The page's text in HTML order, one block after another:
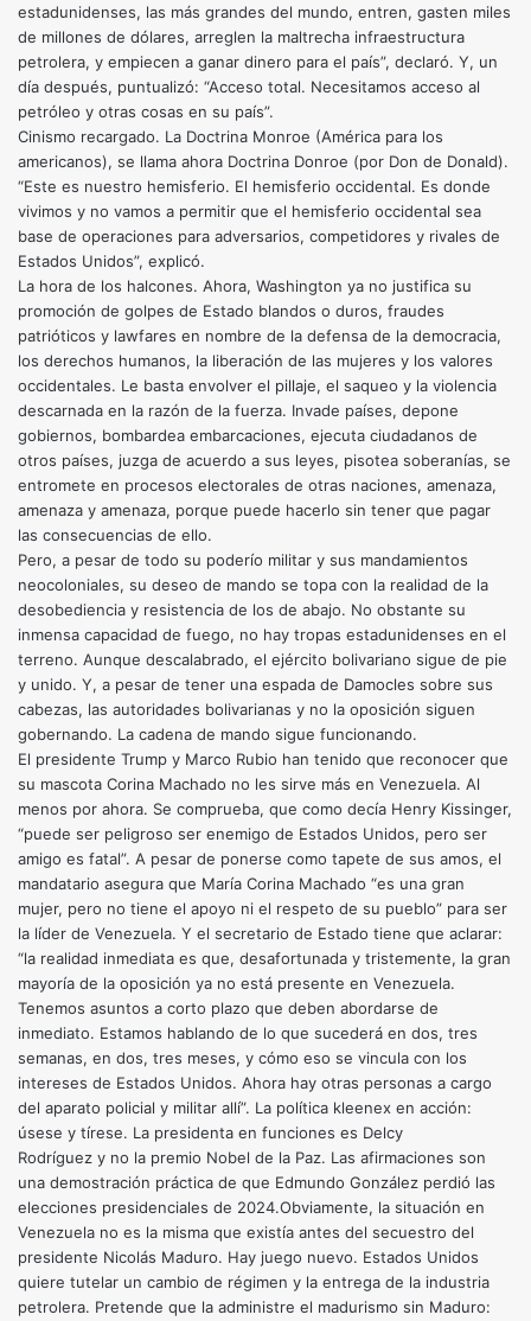
estadunidenses, las más grandes del mundo, entren, gasten miles
de millones de dólares, arreglen la maltrecha infraestructura
petrolera, y empiecen a ganar dinero para el país”, declaró. Y, un
día después, puntualizó: “Acceso total. Necesitamos acceso al
petróleo y otras cosas en su país”.
Cinismo recargado. La Doctrina Monroe (América para los
americanos), se llama ahora Doctrina Donroe (por Don de Donald).
“Este es nuestro hemisferio. El hemisferio occidental. Es donde
vivimos y no vamos a permitir que el hemisferio occidental sea
base de operaciones para adversarios, competidores y rivales de
Estados Unidos”, explicó.
La hora de los halcones. Ahora, Washington ya no justifica su
promoción de golpes de Estado blandos o duros, fraudes
patrióticos y lawfares en nombre de la defensa de la democracia,
los derechos humanos, la liberación de las mujeres y los valores
occidentales. Le basta envolver el pillaje, el saqueo y la violencia
descarnada en la razón de la fuerza. Invade países, depone
gobiernos, bombardea embarcaciones, ejecuta ciudadanos de
otros países, juzga de acuerdo a sus leyes, pisotea soberanías, se
entromete en procesos electorales de otras naciones, amenaza,
amenaza y amenaza, porque puede hacerlo sin tener que pagar
las consecuencias de ello.
Pero, a pesar de todo su poderío militar y sus mandamientos
neocoloniales, su deseo de mando se topa con la realidad de la
desobediencia y resistencia de los de abajo. No obstante su
inmensa capacidad de fuego, no hay tropas estadunidenses en el
terreno. Aunque descalabrado, el ejército bolivariano sigue de pie
y unido. Y, a pesar de tener una espada de Damocles sobre sus
cabezas, las autoridades bolivarianas y no la oposición siguen
gobernando. La cadena de mando sigue funcionando.
El presidente Trump y Marco Rubio han tenido que reconocer que
su mascota Corina Machado no les sirve más en Venezuela. Al
menos por ahora. Se comprueba, que como decía Henry Kissinger,
“puede ser peligroso ser enemigo de Estados Unidos, pero ser
amigo es fatal”. A pesar de ponerse como tapete de sus amos, el
mandatario asegura que María Corina Machado “es una gran
mujer, pero no tiene el apoyo ni el respeto de su pueblo” para ser
la líder de Venezuela. Y el secretario de Estado tiene que aclarar:
“la realidad inmediata es que, desafortunada y tristemente, la gran
mayoría de la oposición ya no está presente en Venezuela.
Tenemos asuntos a corto plazo que deben abordarse de
inmediato. Estamos hablando de lo que sucederá en dos, tres
semanas, en dos, tres meses, y cómo eso se vincula con los
intereses de Estados Unidos. Ahora hay otras personas a cargo
del aparato policial y militar allí”. La política kleenex en acción:
úsese y tírese. La presidenta en funciones es Delcy
Rodríguez y no la premio Nobel de la Paz. Las afirmaciones son
una demostración práctica de que Edmundo González perdió las
elecciones presidenciales de 2024.Obviamente, la situación en
Venezuela no es la misma que existía antes del secuestro del
presidente Nicolás Maduro. Hay juego nuevo. Estados Unidos
quiere tutelar un cambio de régimen y la entrega de la industria
petrolera. Pretende que la administre el madurismo sin Maduro: